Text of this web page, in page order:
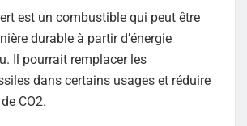
est un combustible qui peut être
durable à partir d’énergie
Il pourrait remplacer les
dans certains usages et réduire
CO2.